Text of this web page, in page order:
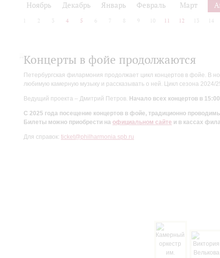
Ноябрь Декабрь Январь Февраль Март
2 3 4 5 6 7 8 9 10 11 12 13 14
Концерты в фойе продолжаются
Петербургская филармония продолжает цикл концертов в фойе. В
любимую камерную музыку и рассказывать о ней. Цикл сезона
Ведущий проекта – Дмитрий Петров. Начало всех концертов в
С 2025 года посещение концертов в фойе, традиционно
Билеты можно приобрести на официальном сайте и в кассах
Для справок: ticket@philharmonia.spb.ru